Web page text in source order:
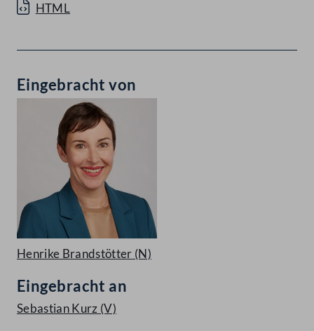
HTML
Eingebracht von
Henrike Brandstötter (N)
Eingebracht an
Sebastian Kurz (V)